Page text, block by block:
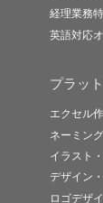
経理業務
英語対応
プラッ
エクセル
ネーミング
イラスト
デザイン
ロゴデザ